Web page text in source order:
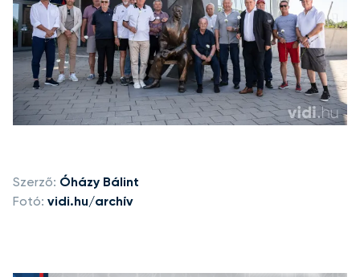
Szerző: Óházy Bálint
Fotó: vidi.hu/archív